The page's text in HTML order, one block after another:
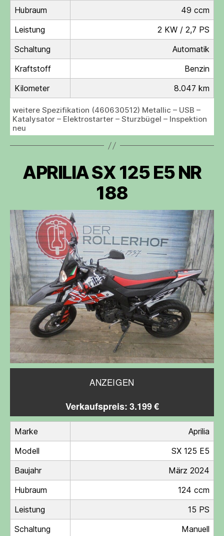
Hubraum
49 ccm
Leistung
2 KW / 2,7 PS
Schaltung
Automatik
Kraftstoff
Benzin
Kilometer
8.047 km
weitere Spezifikation (460630512) Metallic – USB –
Katalysator – Elektrostarter – Sturzbügel – Inspektion
neu
APRILIA SX 125 E5 NR
188
ANZEIGEN
Verkaufspreis: 3.199 €
Marke
Aprilia
Modell
SX 125 E5
Baujahr
März 2024
Hubraum
124 ccm
Leistung
15 PS
Schaltung
Manuell